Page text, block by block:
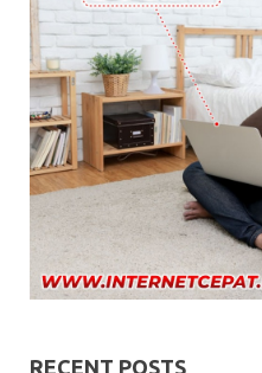
RECENT POSTS